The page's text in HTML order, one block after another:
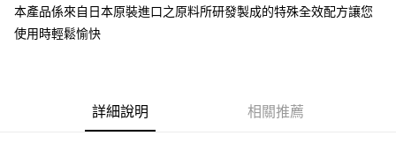
全盈+PAY
AFTEE先享後付是「在收到商品之後才付款」的支付方式。 讓您購物簡單
本產品係來自日本原裝進口之原料所研發製成的特殊全效配方讓您
使用時輕鬆愉快
詳細說明 相關推薦